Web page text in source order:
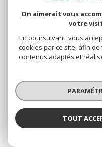
SCH
© 2026 |
Nos honoraires
On aimerait vous
votre
En poursuivant, vous
cookies par ce site, afin
contenus adaptés et
TOUT